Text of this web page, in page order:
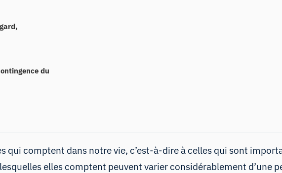
du
qui comptent dans notre vie, c’est-à-dire à celles qui sont
elles comptent peuvent varier considérablement d’une